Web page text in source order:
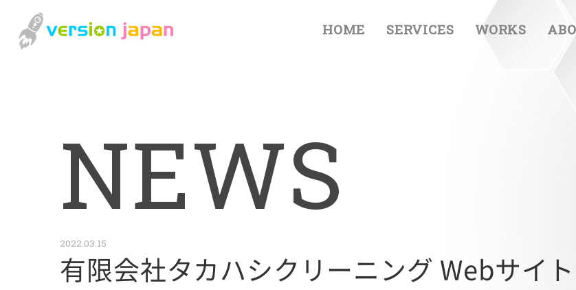
HOME SERVICES WORKS
NEWS
2022.03.15
有限会社タカハシクリーニング Webサイ